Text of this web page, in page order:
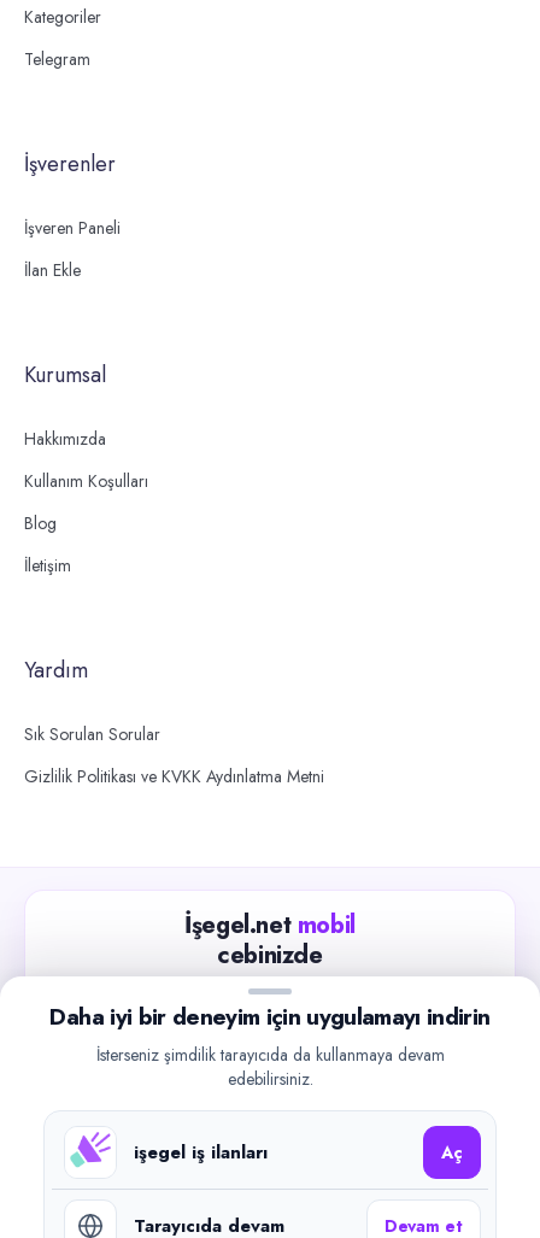
Kategoriler
Telegram
İşverenler
İşveren Paneli
İlan Ekle
Kurumsal
Hakkımızda
Kullanım Koşulları
Blog
İletişim
Yardım
Sık Sorulan Sorular
Gizlilik Politikası ve KVKK Aydınlatma Metni
İşegel.net mobil
cebinizde
Güncel iş ilanlarını takip edin, işverenlerle hızlıca
iletişime geçin.
Google Play
©2026işegel.net. Tüm hakları saklıdır.
Daha iyi bir deneyim için uygulamayı indirin
İsterseniz şimdilik tarayıcıda da kullanmaya devam
edebilirsiniz.
işegel iş ilanları Aç
Tarayıcıda devam Devam et